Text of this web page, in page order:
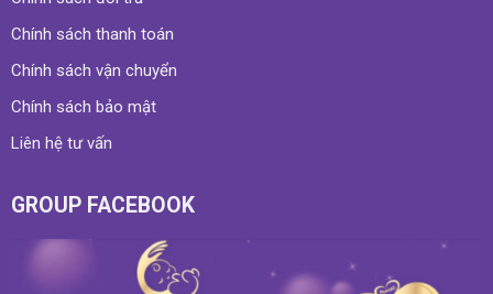
Chính sách thanh toán
Chính sách vận chuyển
Chính sách bảo mật
Liên hệ tư vấn
GROUP FACEBOOK